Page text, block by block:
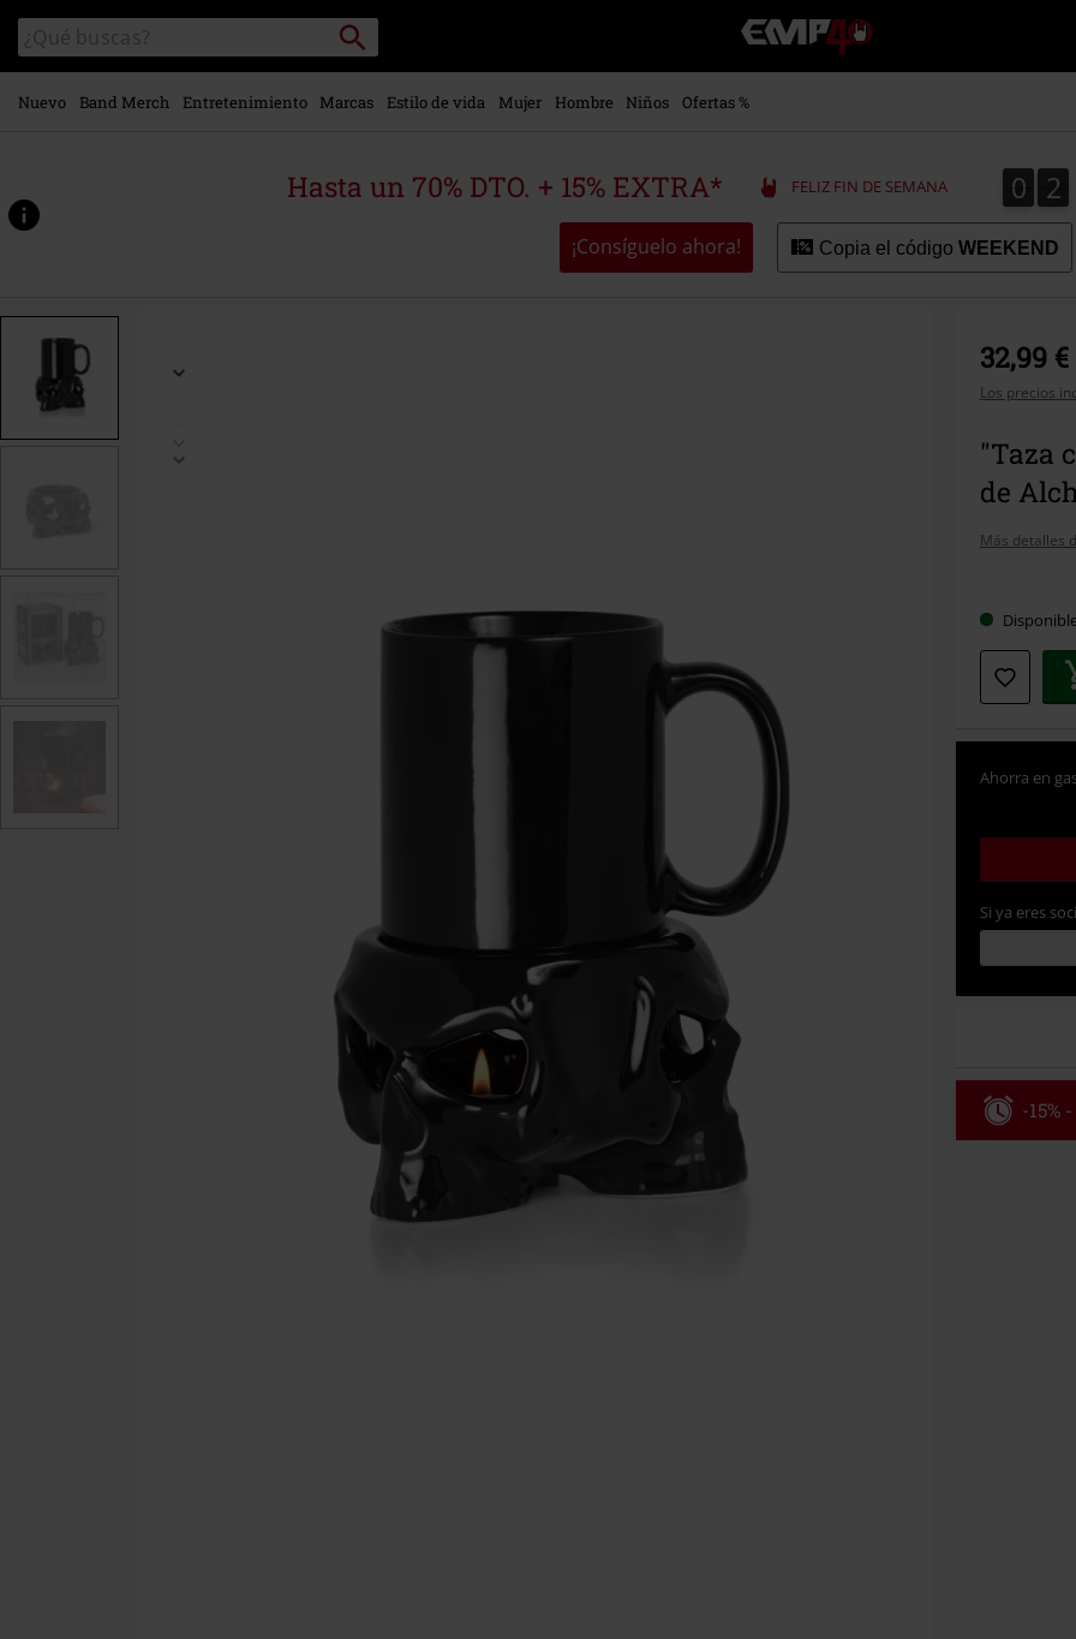
contenido
principal
Buscar
en
el
catálogo
Buscar
EMP
-
Música,
Merch
Ropa
Alternativa
Nuevo Band Merch Entretenimiento Marcas Estilo de vida Mujer Hombre Niños Ofertas %
Hasta un 70% DTO. + 15% EXTRA* FELIZ FIN DE SEMANA 0
0 2
2
¡Consíguelo ahora! Copia el código WEEKEND
www.emp-
p/taza-
577410St.html
32,99 €
Los precios
"Taza
de
Más detalles
Elige
tu
talla
Ahorra en
Si ya eres
-15%